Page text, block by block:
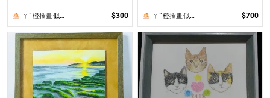
ㄚˇ橙插畫似顏繪 $300 ㄚˇ橙插畫似顏繪 $700